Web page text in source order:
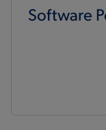
Software